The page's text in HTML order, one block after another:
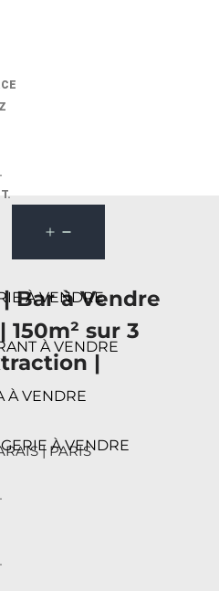
À VENDRE
À VENDRE
À VENDRE
À VENDRE
Bar à Vendre
150m² sur 3
|
| PARIS